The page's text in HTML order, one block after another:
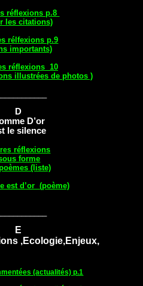
réflexions p.8
les citations)
rélfexions p.9
importants)
réflexions 10
illustrées de photos )
D
D’or
le silence
réflexions
forme
(liste)
est d’or (poème)
E
,Ecologie,Enjeux,
(actualités) p.1